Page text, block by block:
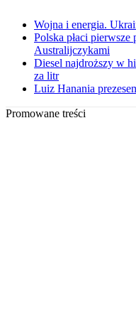
Wojna i energia.
Polska płaci
Australijczykami
Diesel najdroższy w
za litr
Luiz Hanania
Promowane treści